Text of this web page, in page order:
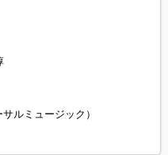
ルミュージック）